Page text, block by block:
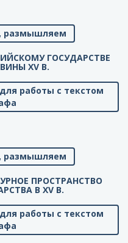
размышляем
ГОСУДАРСТВЕ
XV В.
работы с текстом
размышляем
ПРОСТРАНСТВО
В XV В.
работы с текстом